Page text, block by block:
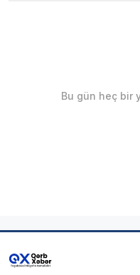
Bu gün heç bir